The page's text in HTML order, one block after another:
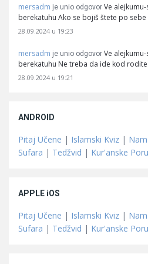
mersadm je unio odgovor Ve
berekatuhu Ako se bojiš štete po
28.09.2024 u 19:23
mersadm je unio odgovor Ve
berekatuhu Ne treba da ide kod
28.09.2024 u 19:21
ANDROID
Pitaj Učene | Islamski Kviz |
Sufara | Tedžvid | Kur'anske
APPLE iOS
Pitaj Učene | Islamski Kviz |
Sufara | Tedžvid | Kur'anske